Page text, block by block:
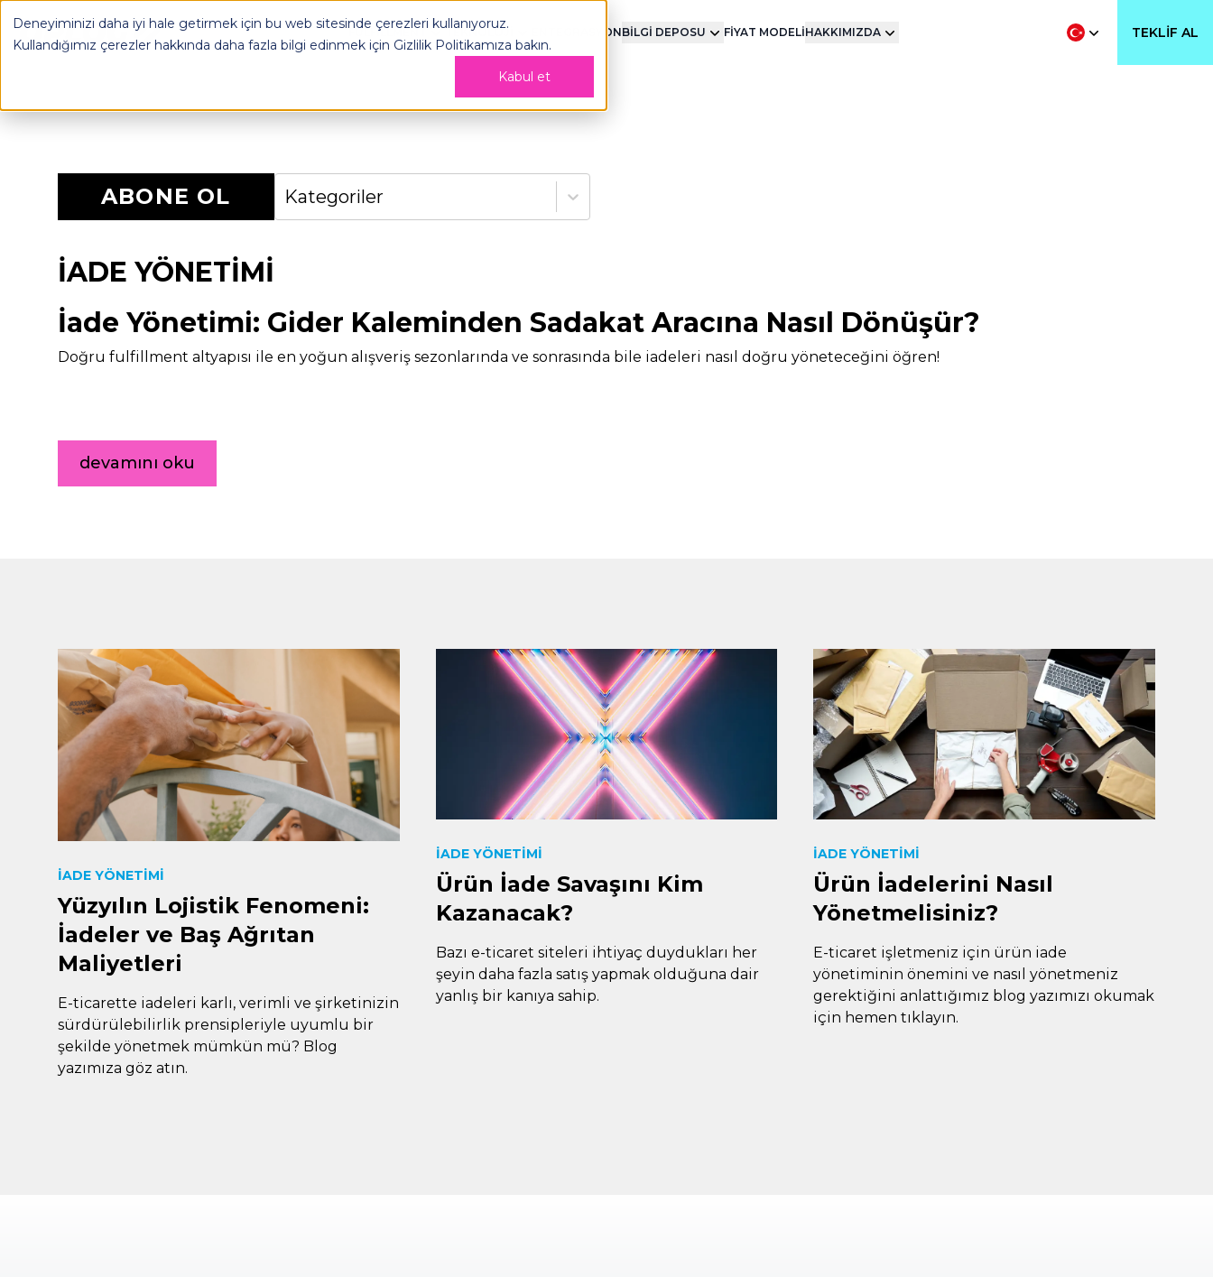
Deneyiminizi daha iyi hale getirmek için bu web sitesinde çerezleri kullanıyoruz.
Kullandığımız çerezler hakkında daha fazla bilgi edinmek için Gizlilik Politikamıza bakın.
Kabul et
OPLOG FULFILLMENT TEKNOLOJİ ENTEGRASYONBİLGİ DEPOSU FİYAT MODELİHAKKIMIZDA TEKLIF AL
ABONE OL Kategoriler
İADE YÖNETIMI
İade Yönetimi: Gider Kaleminden Sadakat Aracına Nasıl Dönüşür?
Doğru fulfillment altyapısı ile en yoğun alışveriş sezonlarında ve sonrasında bile iadeleri nasıl doğru yöneteceğini öğren!
devamını oku
İADE YÖNETIMI
Yüzyılın Lojistik Fenomeni:
İadeler ve Baş Ağrıtan
Maliyetleri
E-ticarette iadeleri karlı, verimli ve şirketinizin
sürdürülebilirlik prensipleriyle uyumlu bir
şekilde yönetmek mümkün mü? Blog
yazımıza göz atın.
İADE YÖNETIMI
Ürün İade Savaşını Kim
Kazanacak?
Bazı e-ticaret siteleri ihtiyaç duydukları her
şeyin daha fazla satış yapmak olduğuna dair
yanlış bir kanıya sahip.
İADE YÖNETIMI
Ürün İadelerini Nasıl
Yönetmelisiniz?
E-ticaret işletmeniz için ürün iade
yönetiminin önemini ve nasıl yönetmeniz
gerektiğini anlattığımız blog yazımızı okumak
için hemen tıklayın.